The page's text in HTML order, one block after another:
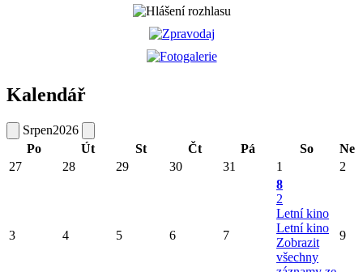
Kalendář
Srpen2026
Po
Út St Čt Pá So
Ne
27
28 29 30 31 1 2
3 4 5 6 7
8
2
Letní kino
Letní kino
Zobrazit
všechny
9